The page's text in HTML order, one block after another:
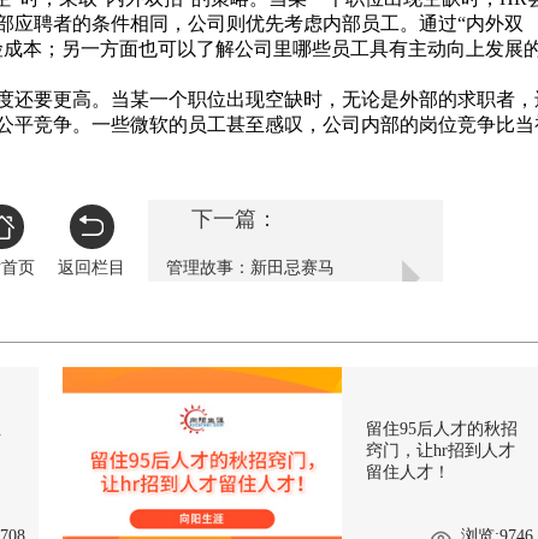
聘者的条件相同，公司则优先考虑内部员工。通过“内外双
本；另一方面也可以了解公司里哪些员工具有主动向上发展
要更高。当某一个职位出现空缺时，无论是外部的求职者，
平竞争。一些微软的员工甚至感叹，公司内部的岗位竞争比当
页 返回栏目
下一篇：
管理故事：新田忌赛马
留住95后人才的秋招
窍门，让hr招到人才
留住人才！